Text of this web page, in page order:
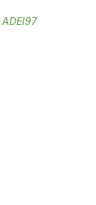
ADEI97